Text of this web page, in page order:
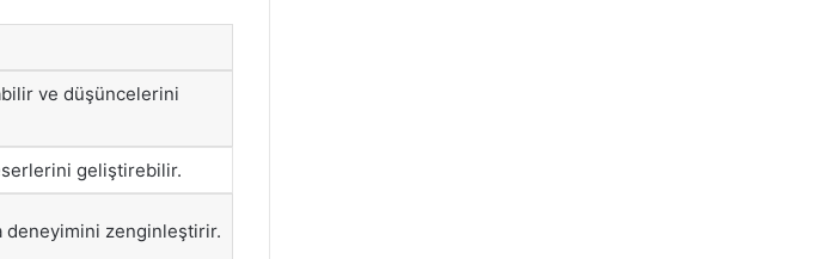
ve düşüncelerini
geliştirebilir.
deneyimini zenginleştirir.